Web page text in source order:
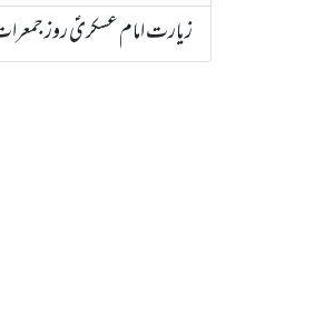
زیارت امام عسکریؑ روز